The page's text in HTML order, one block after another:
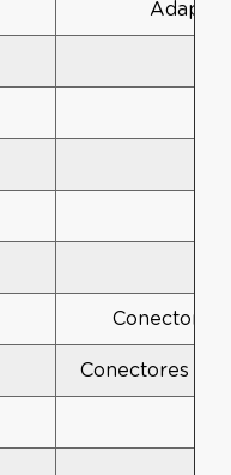
Conector
Conectores Y